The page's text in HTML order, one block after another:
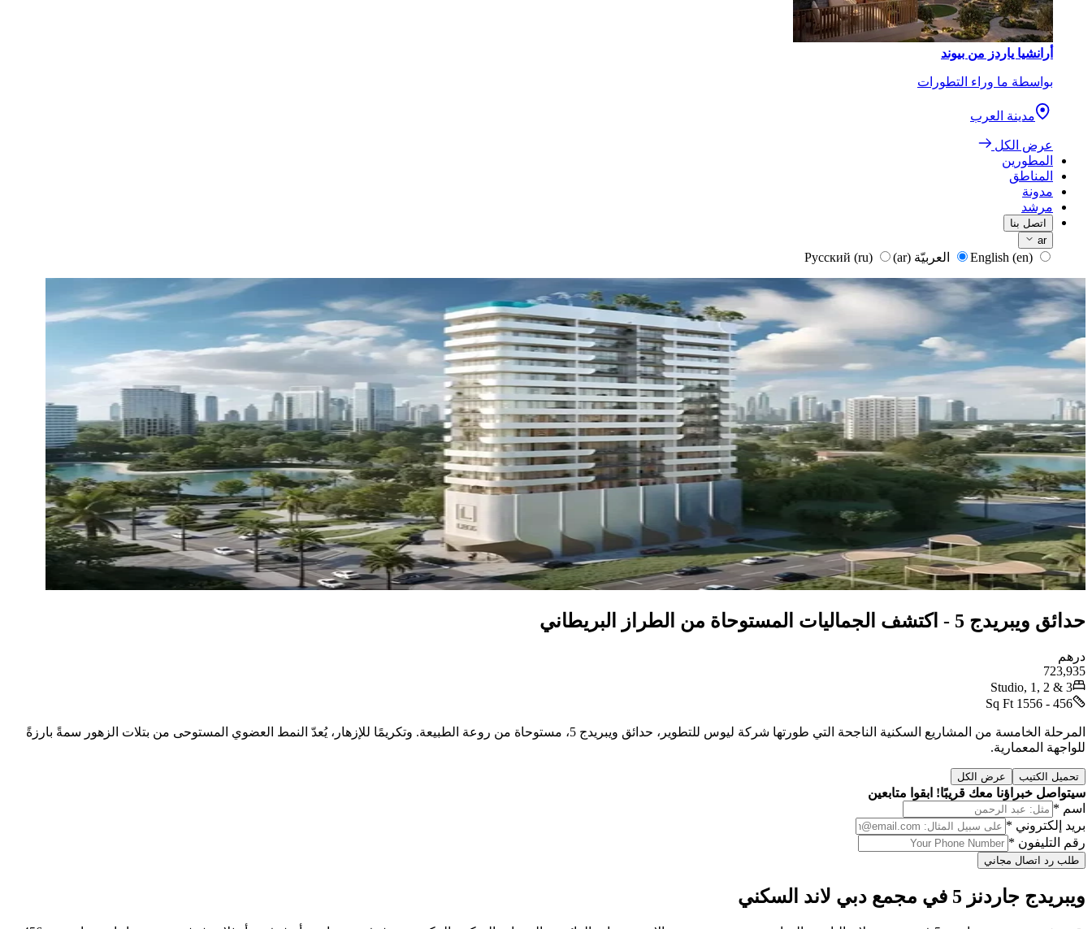
أرانشيا ياردز من بيوند
بواسطة ما وراء التطورات
مدينة العرب
عرض الكل
المطورين
المناطق
مدونة
مرشد
اتصل بنا
ar
(en) العربيّة (ar)
(ru)
حدائق ويبريدج 5 - اكتشف الجماليات المستوحاة من الطراز البريطاني
درهم
723,935
Studio, 1, 2 & 3
456 - 1556 Sq Ft
المرحلة الخامسة من المشاريع السكنية الناجحة التي طورتها شركة ليوس للتطوير، حدائق ويبريدج 5، مستوحاة من روعة الطبيعة. وتكريمًا للإزهار، يُعدّ النمط العضوي المستوحى من بتلات الزهور سمةً بارزةً
للواجهة المعمارية.
تحميل الكتيب عرض الكل
سيتواصل خبراؤنا معك قريبًا! ابقوا متابعين
اسم *
بريد إلكتروني *
رقم التليفون *
طلب رد اتصال مجاني
ويبريدج جاردنز 5 في مجمع دبي لاند السكني